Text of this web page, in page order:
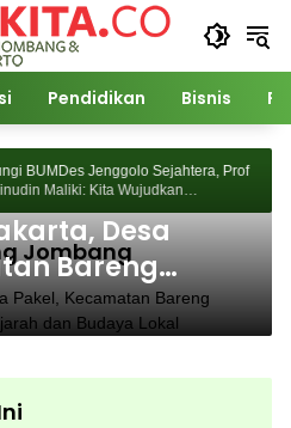
Pendidikan Bisnis
BUMDes Jenggolo Sejahtera, Prof
Maliki: Kita Wujudkan
Ekonomi dengan Potensi Desa
Jombang
Desa
Bareng
Lestarikan
Lokal